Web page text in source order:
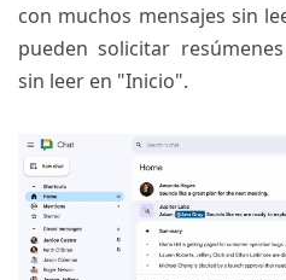
con muchos mensajes sin
pueden solicitar
sin leer en "Inicio".